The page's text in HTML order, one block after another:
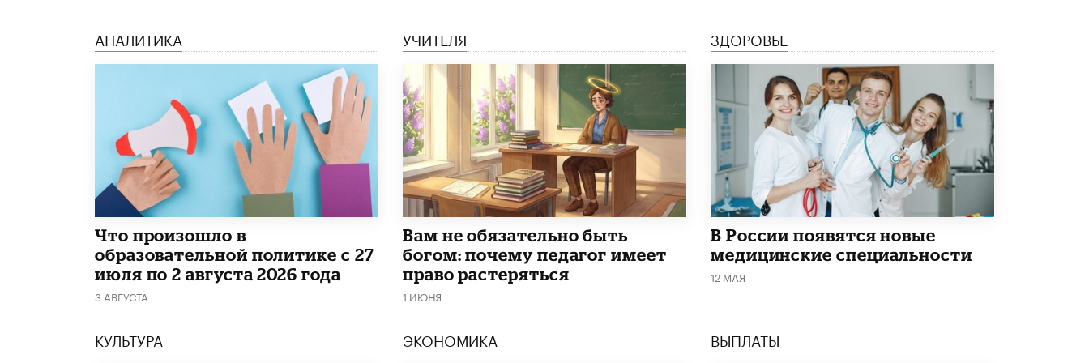
АНАЛИТИКА
​Что произошло в
образовательной политике с 27
июля по 2 августа 2026 года
3 АВГУСТА
УЧИТЕЛЯ
​Вам не обязательно быть
богом: почему педагог имеет
право растеряться
1 ИЮНЯ
ЗДОРОВЬЕ
В России появятся новые
медицинские специальности
12 МАЯ
КУЛЬТУРА ЭКОНОМИКА ВЫПЛАТЫ